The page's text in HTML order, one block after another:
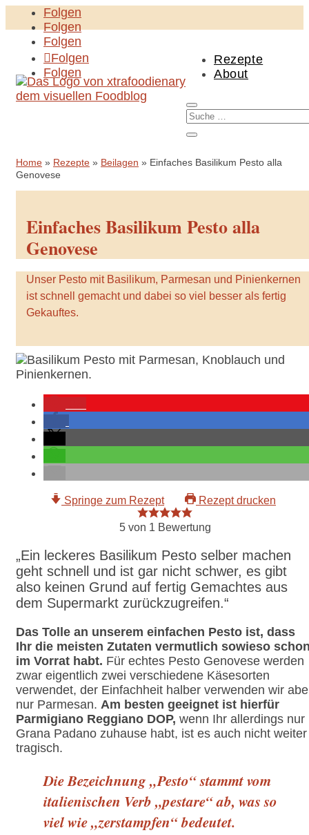
Folgen
Folgen
Folgen
Folgen
Folgen
Rezepte
About
Home » Rezepte » Beilagen » Einfaches Basilikum Pesto alla
Genovese
Einfaches Basilikum Pesto alla
Genovese
Unser Pesto mit Basilikum, Parmesan und Pinienkernen
ist schnell gemacht und dabei so viel besser als fertig
Gekauftes.
Springe zum Rezept Rezept drucken
5von 1 Bewertung
„Ein leckeres Basilikum Pesto selber machen
geht schnell und ist gar nicht schwer, es gibt
also keinen Grund auf fertig Gemachtes aus
dem Supermarkt zurückzugreifen.“
Das Tolle an unserem einfachen Pesto ist, dass
Ihr die meisten Zutaten vermutlich sowieso
im Vorrat habt. Für echtes Pesto Genovese werden
zwar eigentlich zwei verschiedene Käsesorten
verwendet, der Einfachheit halber verwenden wir
nur Parmesan. Am besten geeignet ist hierfür
Parmigiano Reggiano DOP, wenn Ihr allerdings nur
Grana Padano zuhause habt, ist es auch nicht weiter
tragisch.
Die Bezeichnung „Pesto“ stammt vom
italienischen Verb „pestare“ ab, was so
viel wie „zerstampfen“ bedeutet.